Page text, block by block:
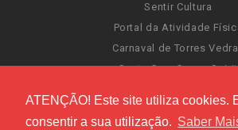
ATENÇÃO! Este site utiliza cookies.
consentir a sua utilização. Saber
Sentir Cultura
Portal da Atividade
Carnaval de Torres
Santa Cruz Ocean Spirit